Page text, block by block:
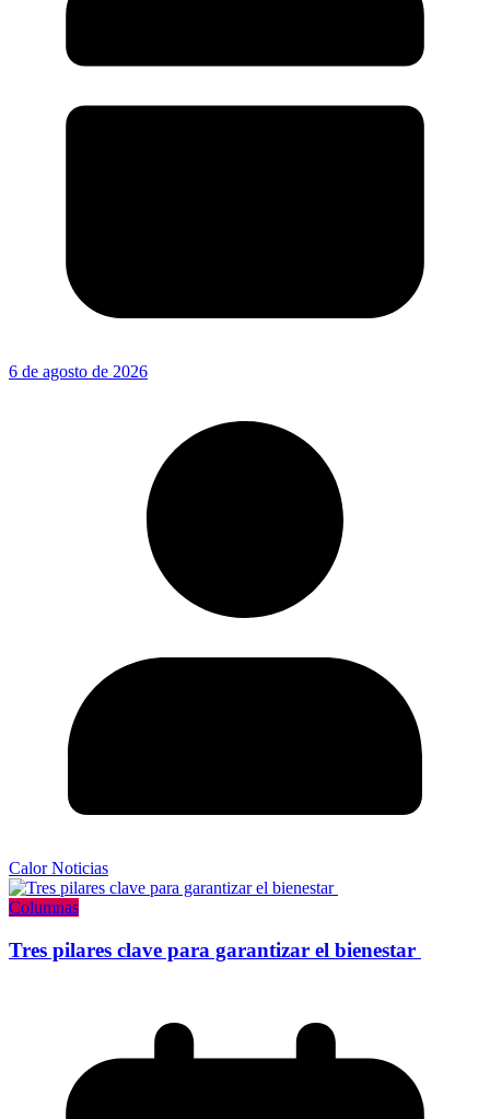
6 de agosto de 2026
Calor Noticias
Columnas
Tres pilares clave para garantizar el bienestar